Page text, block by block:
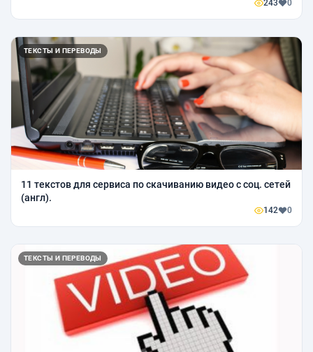
243 0
ТЕКСТЫ И ПЕРЕВОДЫ
11 текстов для сервиса по скачиванию видео с соц. сетей
(англ).
142 0
ТЕКСТЫ И ПЕРЕВОДЫ